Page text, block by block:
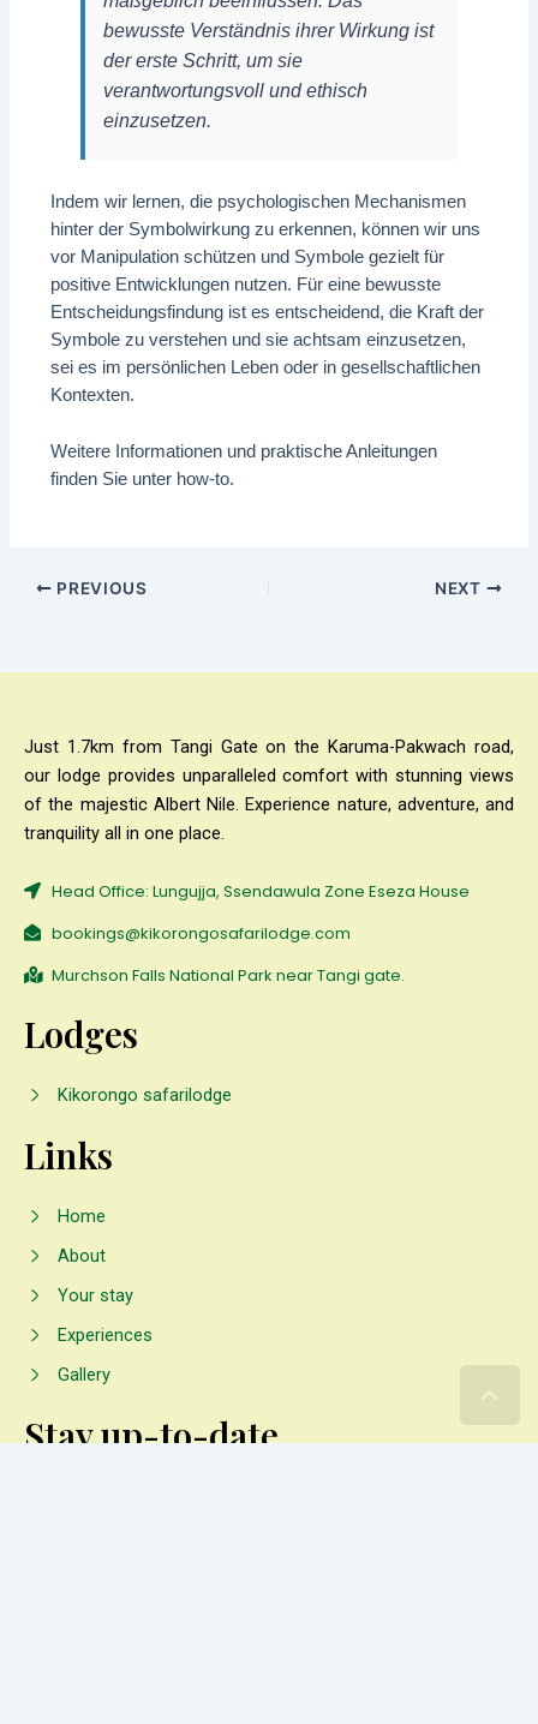
bewusste Verständnis ihrer Wirkung ist
der erste Schritt, um sie
verantwortungsvoll und ethisch
einzusetzen.
Indem wir lernen, die psychologischen Mechanismen
hinter der Symbolwirkung zu erkennen, können wir uns
vor Manipulation schützen und Symbole gezielt für
positive Entwicklungen nutzen. Für eine bewusste
Entscheidungsfindung ist es entscheidend, die Kraft der
Symbole zu verstehen und sie achtsam einzusetzen,
sei es im persönlichen Leben oder in gesellschaftlichen
Kontexten.
Weitere Informationen und praktische Anleitungen
finden Sie unter how-to.
PREVIOUS NEXT
Just 1.7km from Tangi Gate on the Karuma-Pakwach road,
our lodge provides unparalleled comfort with stunning views
of the majestic Albert Nile. Experience nature, adventure, and
tranquility all in one place.
Head Office: Lungujja, Ssendawula Zone Eseza House
bookings@kikorongosafarilodge.com
Murchson Falls National Park near Tangi gate.
Lodges
Kikorongo safarilodge
Links
Home
About
Your stay
Experiences
Gallery
Stay up-to-date